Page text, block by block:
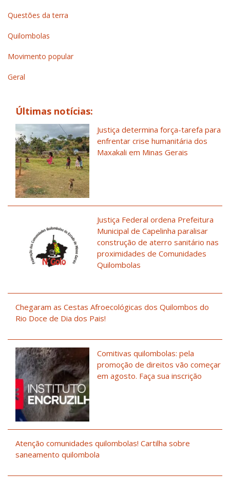
Questões da terra
Quilombolas
Movimento popular
Geral
Últimas notícias:
Justiça determina força-tarefa para
enfrentar crise humanitária dos
Maxakali em Minas Gerais
Justiça Federal ordena Prefeitura
Municipal de Capelinha paralisar
construção de aterro sanitário nas
proximidades de Comunidades
Quilombolas
Chegaram as Cestas Afroecológicas dos Quilombos do
Rio Doce de Dia dos Pais!
Comitivas quilombolas: pela
promoção de direitos vão começar
em agosto. Faça sua inscrição
Atenção comunidades quilombolas! Cartilha sobre
saneamento quilombola